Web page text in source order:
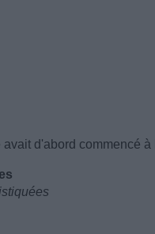
d'abord commencé à